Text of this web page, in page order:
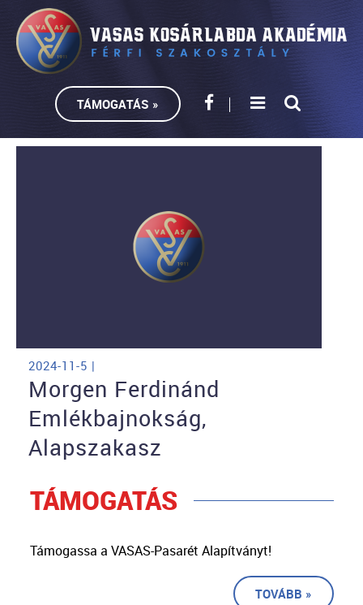
TÁMOGATÁS »
2024-11-5 |
Morgen Ferdinánd
Emlékbajnokság,
Alapszakasz
TÁMOGATÁS
Támogassa a VASAS-Pasarét Alapítványt!
TOVÁBB »